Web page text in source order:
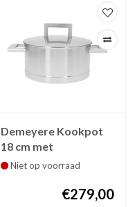
Demeyere Kookpot
18 cm met
dubbelwandig deksel
Niet op voorraad
€279,00